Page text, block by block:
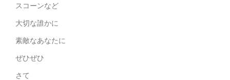
スコーンなど
大切な誰かに
素敵なあなたに
ぜひぜひ
さて